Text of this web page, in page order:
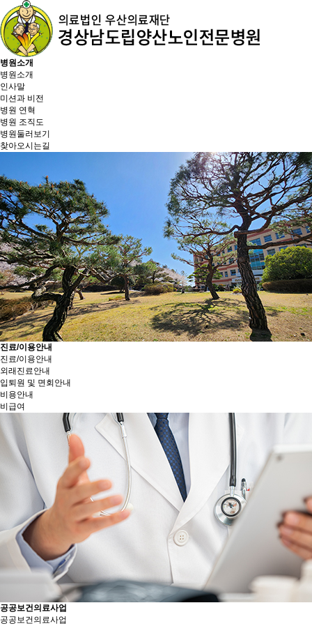
병원소개
병원소개
인사말
미션과 비전
병원 연혁
병원 조직도
병원둘러보기
찾아오시는길
진료/이용안내
진료/이용안내
외래진료안내
입퇴원 및 면회안내
비용안내
비급여
공공보건의료사업
공공보건의료사업